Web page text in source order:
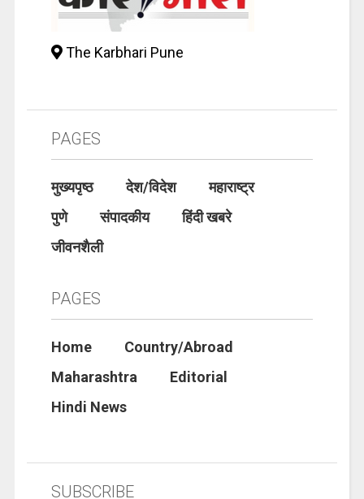
The Karbhari Pune
PAGES
मुख्यपृष्ठ देश/विदेश
महाराष्ट्र
पुणे
संपादकीय
हिंदी खबरे
जीवनशैली
PAGES
Home
Country/Abroad
Maharashtra
Editorial
Hindi News
SUBSCRIBE